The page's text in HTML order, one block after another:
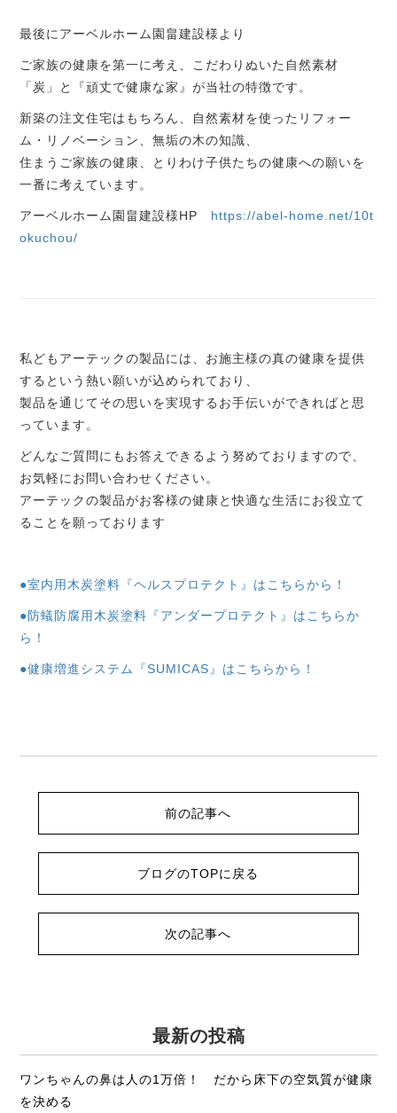
最後にアーベルホーム園畠建設様より
ご家族の健康を第一に考え、こだわりぬいた自然素材
「炭」と『頑丈で健康な家』が当社の特徴です。
新築の注文住宅はもちろん、自然素材を使ったリフォー
ム・リノベーション、無垢の木の知識、
住まうご家族の健康、とりわけ子供たちの健康への願いを
一番に考えています。
アーベルホーム園畠建設様HP https://abel-home.net/10t
okuchou/
私どもアーテックの製品には、お施主様の真の健康を提供
するという熱い願いが込められており、
製品を通じてその思いを実現するお手伝いができればと思
っています。
どんなご質問にもお答えできるよう努めておりますので、
お気軽にお問い合わせください。
アーテックの製品がお客様の健康と快適な生活にお役立て
ることを願っております
●室内用木炭塗料『ヘルスプロテクト』はこちらから！
●防蟻防腐用木炭塗料『アンダープロテクト』はこちらか
ら！
●健康増進システム『SUMICAS』はこちらから！
前の記事へ
ブログのTOPに戻る
次の記事へ
最新の投稿
ワンちゃんの鼻は人の1万倍！ だから床下の空気質が健康
を決める